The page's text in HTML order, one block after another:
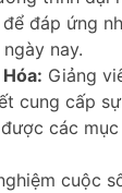
đáp ứng
nay.
Giảng
cung cấp
các
cuộc